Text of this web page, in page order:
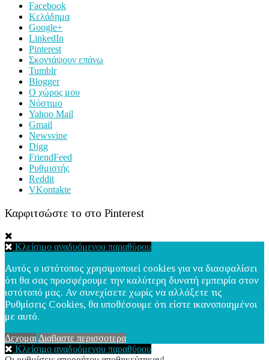
Facebook
Κελάδημα
Google+
LinkedIn
Pinterest
Σκοντάψουν επάνω
Tumblr
Blogger
Ο χώρος μου
Νόστιμο
Yahoo Mail
Gmail
Newsvine
Digg
FriendFeed
Ρυθμιστής
Reddit
VKontakte
Καρφιτσώστε το στο Pinterest
Κλείσιμο αναδυόμενου παραθύρου
Αυτός ο ιστότοπος χρησιμοποιεί cookies για να διασφαλίσει
ότι θα σας προσφέρουμε την καλύτερη δυνατή εμπειρία στον
ιστότοπό μας. Αν συνεχίσετε χωρίς να αλλάξετε τις
Ρυθμίσεις Cookies, θα υποθέσουμε ότι είστε ικανοποιημένοι
με αυτό.
ΔεχομαιΔιαβαστε περισσοτερα
Κλείσιμο αναδυόμενου παραθύρου